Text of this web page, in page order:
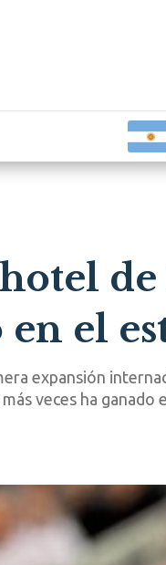
de
el
expansión
veces ha ganado